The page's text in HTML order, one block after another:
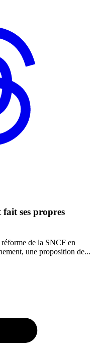
ses propres
de la SNCF en
une proposition de...